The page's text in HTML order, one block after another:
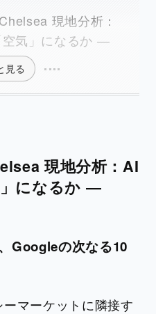
現地分析：
空気」になるか ―
見る
現地分析：AI
になるか ―
Googleの次なる10
マーケットに隣接す